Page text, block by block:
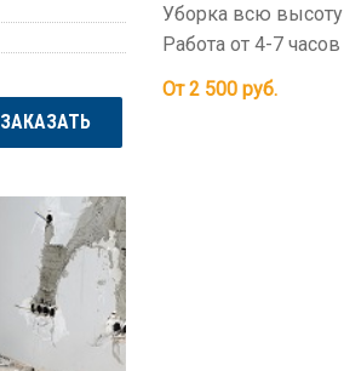
ЗАКАЗАТЬ
Уборка всю высоту
Работа от 4-7 часов
От 2 500руб.